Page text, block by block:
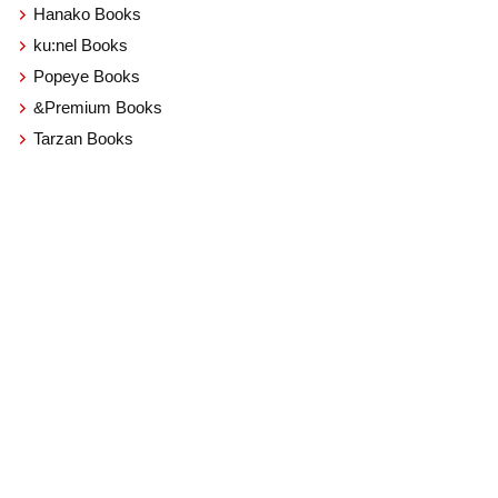
Hanako Books
ku:nel Books
Popeye Books
&Premium Books
Tarzan Books